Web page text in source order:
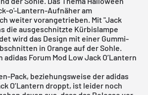
o'-Lantern-Aufnäher am
weiter vorangetrieben. Mit "Jack
die ausgeschnitzte Kürbislampe
wird das Design mit einer Gummi-
in Orange auf der Sohle.
adidas Forum Mod Low Jack O’Lantern
Pack, beziehungsweise der adidas
O’Lantern droppt, ist leider noch